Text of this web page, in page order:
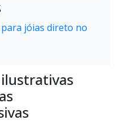
jóias direto no